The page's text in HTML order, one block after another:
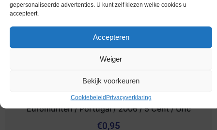
gepersonaliseerde advertenties. U kunt zelf kiezen welke cookies u
accepteert.
Accepteren
Weiger
Bekijk voorkeuren
CookiebeleidPrivacyverklaring
Euromunten / Portugal / 2006 / 5 Cent / Unc
€0,95